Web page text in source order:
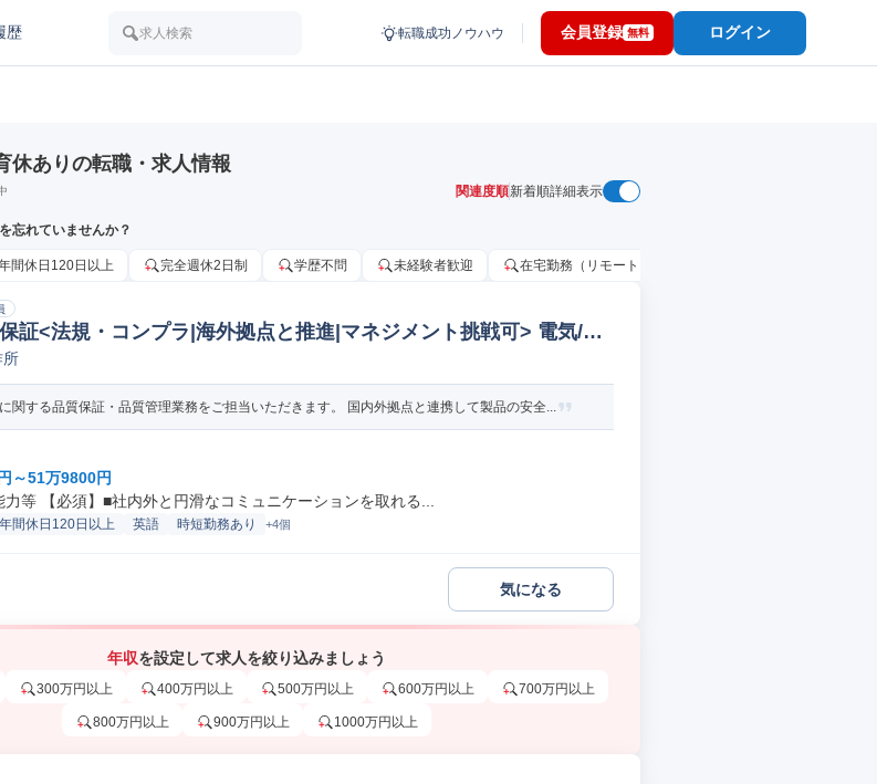
歴 求人検索 転職成功ノウハウ 会員登録 無料 ログイン
休ありの転職・求人情報
関連度順新着順詳細表示
忘れていませんか？
間休日120日以上 完全週休2日制 学歴不問 未経験者歓迎 在宅勤務（リモートワーク）OK
保証<法規・コンプラ|海外拠点と推進|マネジメント挑戦可> 電気/電
所
関する品質保証・品質管理業務をご担当いただきます。 国内外拠点と連携して製品の安全...
～51万9800円
等 【必須】■社内外と円滑なコミュニケーションを取れる...
年間休日120日以上 英語 時短勤務あり +4個
気になる
年収を設定して求人を絞り込みましょう
300万円以上 400万円以上 500万円以上 600万円以上 700万円以上
800万円以上 900万円以上 1000万円以上